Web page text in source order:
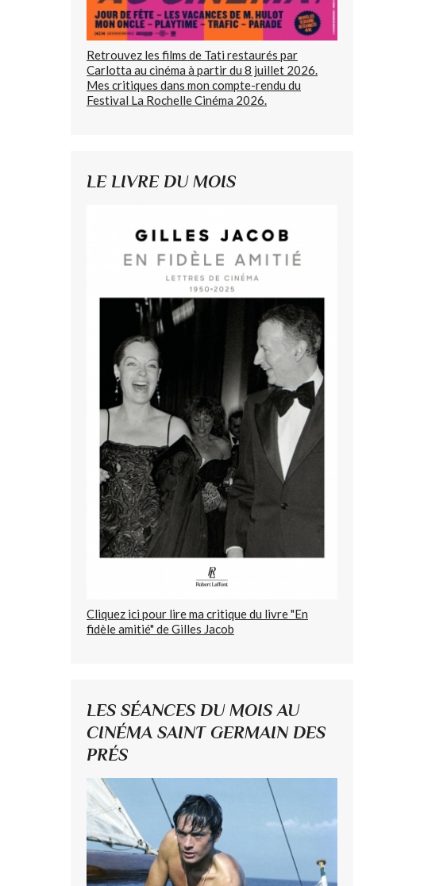
Retrouvez les films de Tati restaurés par
Carlotta au cinéma à partir du 8 juillet 2026.
Mes critiques dans mon compte-rendu du
Festival La Rochelle Cinéma 2026.
LE LIVRE DU MOIS
Cliquez ici pour lire ma critique du livre "En
fidèle amitié" de Gilles Jacob
LES SÉANCES DU MOIS AU
CINÉMA SAINT GERMAIN DES
PRÉS